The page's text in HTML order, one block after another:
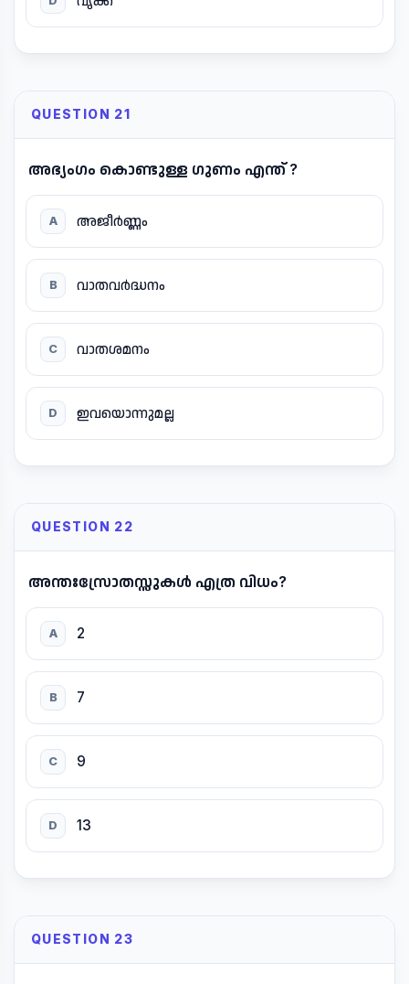
QUESTION 21
അഭ്യംഗം കൊണ്ടുള്ള ഗുണം എന്ത് ?
A അജീർണ്ണം
B വാതവർദ്ധനം
C വാതശമനം
D ഇവയൊന്നുമല്ല
QUESTION 22
അന്തഃസ്രോതസ്സുകൾ എത്ര വിധം?
A 2
B 7
C 9
D 13
QUESTION 23